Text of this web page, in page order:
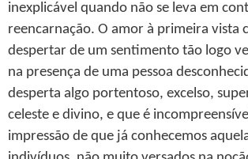
inexplicável quando não se leva em
reencarnação. O amor à primeira vista
despertar de um sentimento tão logo
na presença de uma pessoa
desperta algo portentoso, excelso,
celeste e divino, e que é
impressão de que já conhecemos